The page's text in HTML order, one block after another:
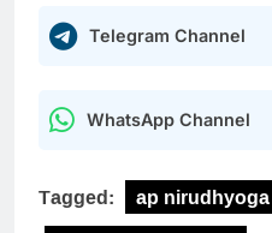
Telegram Channel
WhatsApp Channel
Tagged:
ap